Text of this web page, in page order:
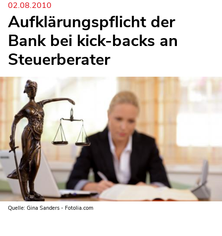
02.08.2010
Aufklärungspflicht der
Bank bei kick-backs an
Steuerberater
Quelle: Gina Sanders - Fotolia.com